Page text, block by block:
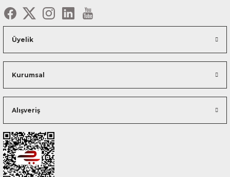
Üyelik
Kurumsal
Alışveriş